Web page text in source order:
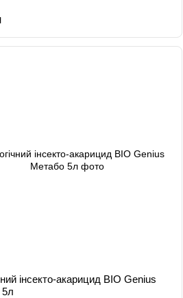
інсекто-акарицид BIO Genius